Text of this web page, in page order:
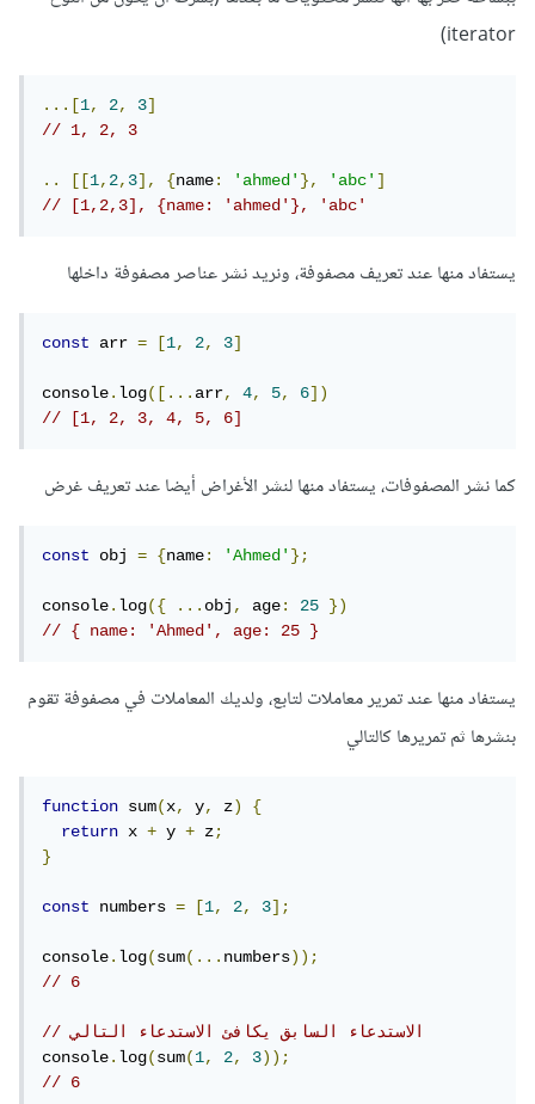
iterator)
...[1, 2, 3]
// 1, 2, 3
.. [[1,2,3], {name: 'ahmed'}, 'abc']
// [1,2,3], {name: 'ahmed'}, 'abc'
يستفاد منها عند تعريف مصفوفة، ونريد نشر عناصر مصفوفة داخلها
const arr = [1, 2, 3]
console.log([...arr, 4, 5, 6])
// [1, 2, 3, 4, 5, 6]
كما نشر المصفوفات، يستفاد منها لنشر الأغراض أيضا عند تعريف غرض
const obj = {name: 'Ahmed'};
console.log({ ...obj, age: 25
})
// { name: 'Ahmed', age: 25 }
يستفاد منها عند تمرير معاملات لتابع، ولديك المعاملات في مصفوفة تقوم
بنشرها ثم تمريرها كالتالي
function sum(x, y, z)
{
return x + y + z;
}
const numbers = [1, 2, 3];
console.log(sum(...numbers));
// 6
// الاستدعاء السابق يكافئ الاستدعاء التالي
console.log(sum(1, 2, 3));
// 6